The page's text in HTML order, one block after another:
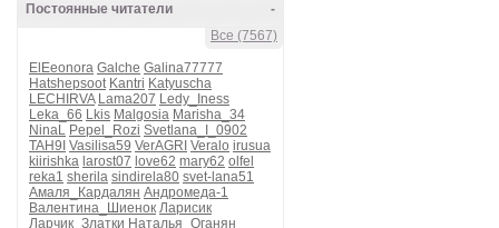
-
Постоянные читатели
Все (7567)
ElEeonora Galche Galina77777
Hatshepsoot Kantri Katyuscha
LECHIRVA Lama207 Ledy_Iness
Leka_66 Lkis Malgosia Marisha_34
NinaL Pepel_Rozi Svetlana_I_0902
TAH9I Vasilisa59 VerAGRI Veralo irusua
kiirishka larost07 love62 mary62 olfel
reka1 sherila sindirela80 svet-lana51
Амаля_Кардалян Андромеда-1
Валентина_Шиенок Ларисик
Ларчик_Златки Наталья_Оганян